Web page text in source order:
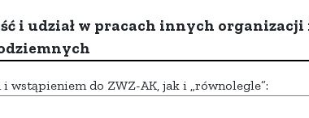
i udział w pracach innych organizacji
i wstąpieniem do ZWZ-AK, jak i „równolegle”: